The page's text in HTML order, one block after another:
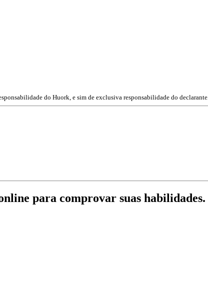
do Huork, e sim de exclusiva responsabilidade do declarante.
para comprovar suas habilidades.